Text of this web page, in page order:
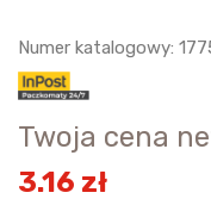
Numer katalogowy:
Twoja cena
3.16 zł